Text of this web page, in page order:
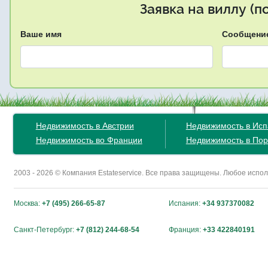
Заявка на виллу
Ваше имя
Недвижимость в Австрии
Недвижимость во Франции
Недвижимость в
Недвижимость в
2003 - 2026 © Компания Estateservice. Все права защищены. Любое
Москва: +7 (495) 266-65-87 Испания: +34 937370082
Санкт-Петербург: +7 (812) 244-68-54 Франция: +33 422840191